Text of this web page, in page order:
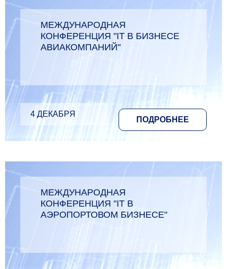
МЕЖДУНАРОДНАЯ
КОНФЕРЕНЦИЯ "IT В БИЗНЕСЕ
АВИАКОМПАНИЙ"
4 ДЕКАБРЯ
ПОДРОБНЕЕ
МЕЖДУНАРОДНАЯ
КОНФЕРЕНЦИЯ "IT В
АЭРОПОРТОВОМ БИЗНЕСЕ"